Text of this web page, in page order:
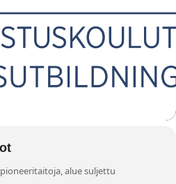
alue suljettu